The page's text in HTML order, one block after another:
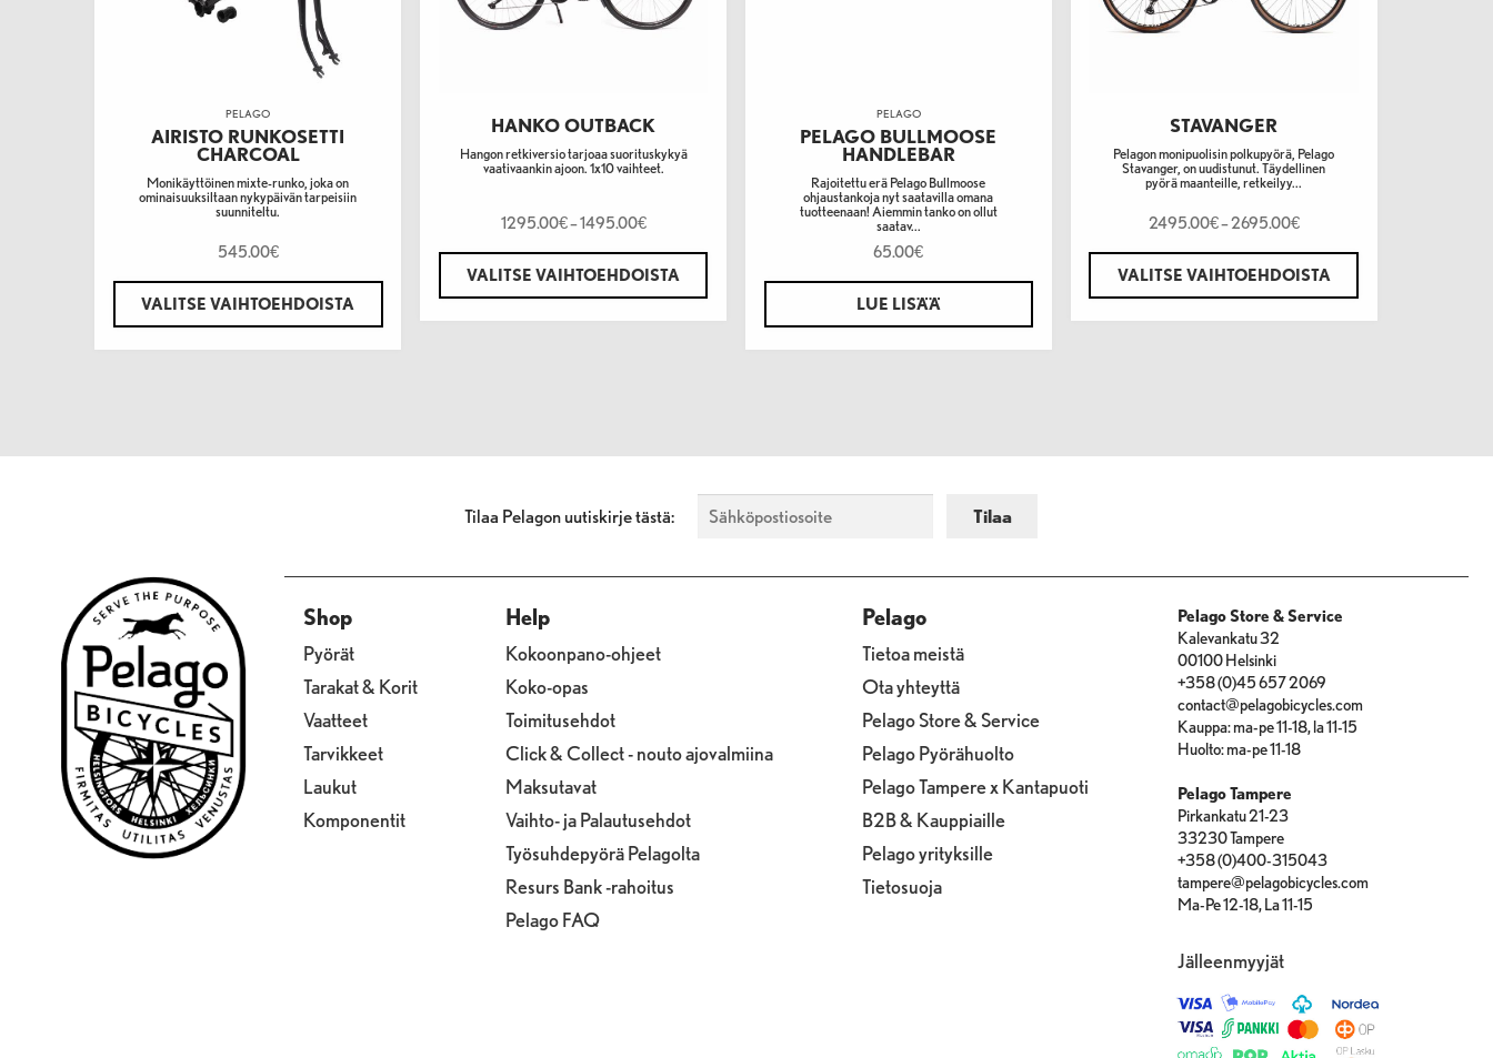
PELAGO
AIRISTO RUNKOSETTI
CHARCOAL
Monikäyttöinen mixte-runko, joka on
ominaisuuksiltaan nykypäivän tarpeisiin
suunniteltu.
545.00€
VALITSE VAIHTOEHDOISTA
HANKO OUTBACK
Hangon retkiversio tarjoaa suorituskykyä
vaativaankin ajoon. 1x10 vaihteet.
1295.00€–1495.00€
VALITSE VAIHTOEHDOISTA
PELAGO
PELAGO BULLMOOSE
HANDLEBAR
Rajoitettu erä Pelago Bullmoose
ohjaustankoja nyt saatavilla omana
tuotteenaan! Aiemmin tanko on ollut
saatav...
65.00€
LUE LISÄÄ
STAVANGER
Pelagon monipuolisin polkupyörä, Pelago
Stavanger, on uudistunut. Täydellinen
pyörä maanteille, retkeilyy...
2495.00€–2695.00€
VALITSE VAIHTOEHDOISTA
Tilaa Pelagon uutiskirje tästä:
Shop
Pyörät
Tarakat & Korit
Vaatteet
Tarvikkeet
Laukut
Komponentit
Help
Kokoonpano-ohjeet
Koko-opas
Toimitusehdot
Click & Collect - nouto ajovalmiina
Maksutavat
Vaihto- ja Palautusehdot
Työsuhdepyörä Pelagolta
Resurs Bank -rahoitus
Pelago FAQ
Pelago
Tietoa meistä
Ota yhteyttä
Pelago Store & Service
Pelago Pyörähuolto
Pelago Tampere x Kantapuoti
B2B & Kauppiaille
Pelago yrityksille
Tietosuoja
Pelago Store & Service
Kalevankatu 32
00100 Helsinki
+358 (0)45 657 2069
contact@pelagobicycles.com
Kauppa: ma-pe 11-18, la 11-15
Huolto: ma-pe 11-18
Pelago Tampere
Pirkankatu 21-23
33230 Tampere
+358 (0)400-315043
tampere@pelagobicycles.com
Ma-Pe 12-18, La 11-15
Jälleenmyyjät